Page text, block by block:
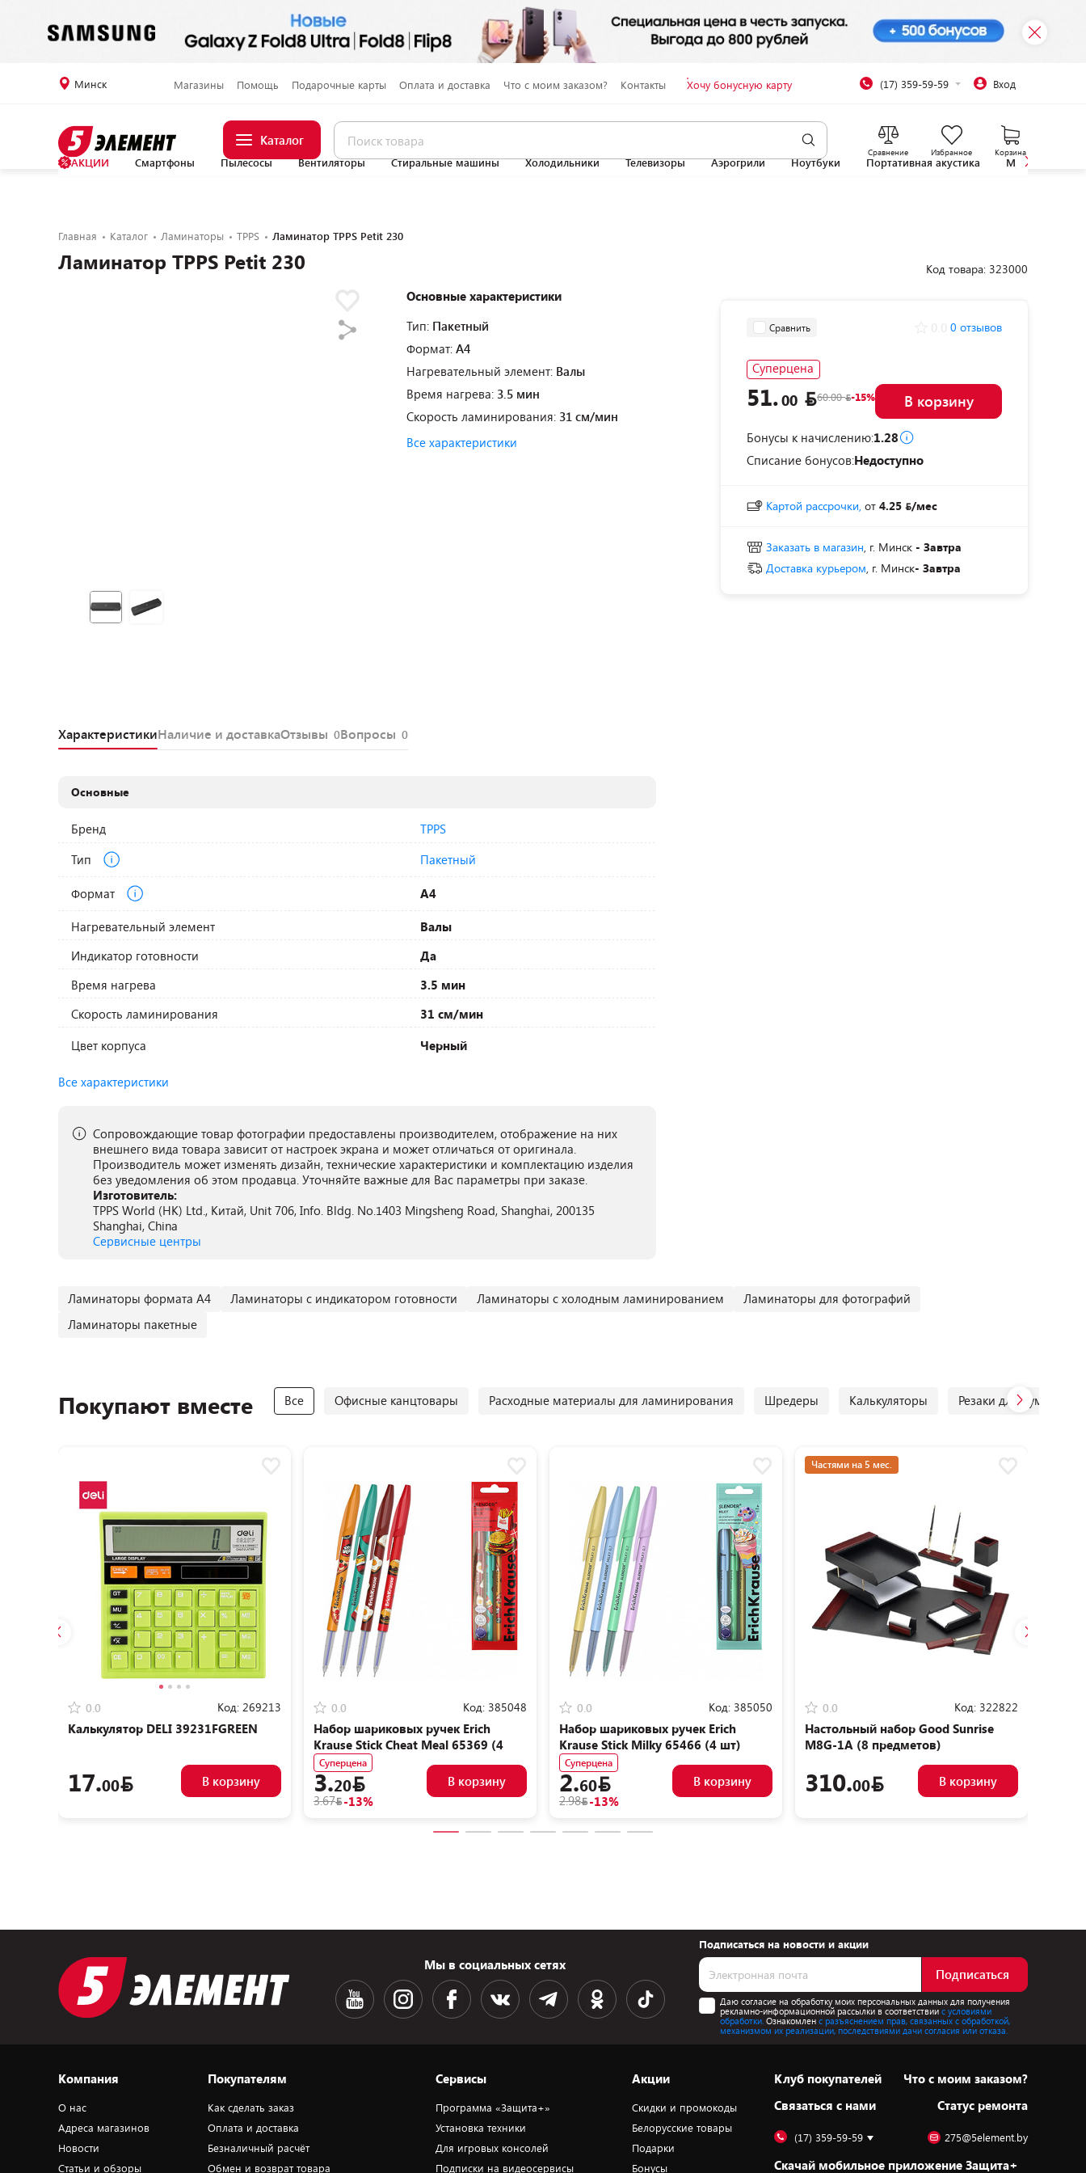
Минск Магазины Помощь Подарочные карты Оплата и доставка Что с моим заказом? Контакты Хочу бонусную карту (17) 359-59-59 Вход
Каталог
Сравнение Избранное Корзина
АКЦИИ Смартфоны Пылесосы Вентиляторы Стиральные машины Холодильники Телевизоры Аэрогрили Ноутбуки Портативная акустика
Главная Каталог Ламинаторы TPPS Ламинатор TPPS Petit 230
Ламинатор TPPS Petit 230
Основные характеристики
Тип: Пакетный
Формат: A4
Нагревательный элемент: Валы
Время нагрева: 3.5 мин
Скорость ламинирования: 31 см/мин
Все характеристики
Код товара: 323000
Сравнить 0 отзывов
Суперцена
51.00 60.00 -15% В корзину
Бонусы к начислению:1.28
Списание бонусов:Недоступно
Картой рассрочки, от 4.25 /мес
Заказать в магазин, г. Минск - Завтра
Доставка курьером, г. Минск- Завтра
ХарактеристикиНаличие и доставкаОтзывы 0Вопросы 0
Основные
Бренд
TPPS
Тип
Пакетный
Формат A4
Нагревательный элемент
Валы
Индикатор готовности
Да
Время нагрева
3.5 мин
Скорость ламинирования
31 см/мин
Цвет корпуса
Черный
Все характеристики
Сопровождающие товар фотографии предоставлены производителем, отображение на них
внешнего вида товара зависит от настроек экрана и может отличаться от оригинала.
Производитель может изменять дизайн, технические характеристики и комплектацию изделия
без уведомления об этом продавца. Уточняйте важные для Вас параметры при заказе.
Изготовитель:
TPPS World (HK) Ltd., Китай, Unit 706, Info. Bldg. No.1403 Mingsheng Road, Shanghai, 200135
Shanghai, China
Сервисные центры
Ламинаторы формата А4 Ламинаторы с индикатором готовности Ламинаторы с холодным ламинированием
Ламинаторы для фотографий
Ламинаторы пакетные
Покупают вместе Все Офисные канцтовары Расходные материалы для ламинирования Шредеры Калькуляторы Резаки для бумаги
0.0 Код: 269213
Калькулятор DELI 39231FGREEN
17.00 В корзину
0.0 Код: 385048
Набор шариковых ручек Erich
Krause Stick Cheat Meal 65369 (4
шт)
Суперцена
3.20
3.67 -13%
В корзину
0.0 Код: 385050
Набор шариковых ручек Erich
Krause Stick Milky 65466 (4 шт)
Суперцена
2.60
2.98 -13%
В корзину
Частями на 5 мес.
0.0 Код: 322822
Настольный набор Good Sunrise
M8G-1A (8 предметов)
310.00 В корзину
Мы в социальных сетях
Подписаться на новости и акции
Подписаться
Даю согласие на обработку моих персональных данных для получения
рекламно-информационной рассылки в соответствиис условиями
обработки. Ознакомлен с разъяснением прав, связанных с обработкой,
механизмом их реализации, последствиями дачи согласия или отказа.
Компания
О нас
Адреса магазинов
Новости
Статьи и обзоры
Покупателям
Как сделать заказ
Оплата и доставка
Безналичный расчёт
Обмен и возврат товара
Сервисы
Программа «Защита+»
Установка техники
Для игровых консолей
Подписки на видеосервисы
Акции
Скидки и промокоды
Белорусские товары
Подарки
Бонусы
Клуб покупателей
Cвязаться с нами
Что с моим заказом?
Статус ремонта
(17) 359-59-59 275@5element.by
Скачай мобильное приложение Защита+